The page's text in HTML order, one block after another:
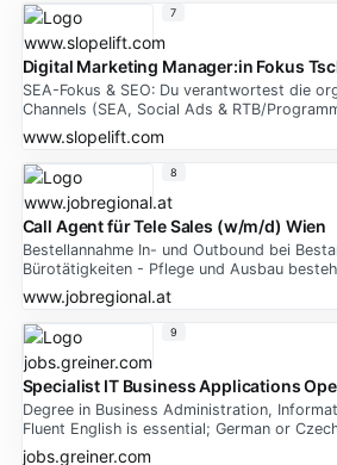
Digital Marketing Manager:in Fokus
SEA-Fokus & SEO: Du verantwortest die
Channels (SEA, Social Ads & RTB/
www.slopelift.com
7
Call Agent für Tele Sales (w/m/d) Wien
Bestellannahme In- und Outbound bei
Bürotätigkeiten - Pflege und Ausbau
www.jobregional.at
8
Specialist IT Business Applications
Degree in Business Administration,
Fluent English is essential; German or
jobs.greiner.com
9